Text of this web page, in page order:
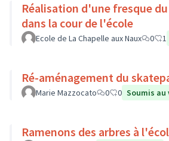
Réalisation d'une fresque
dans la cour de l'école
Ecole de La Chapelle aux Naux 0 1
Ré-aménagement du
Marie Mazzocato 0 0 Soumis au
Ramenons des arbres à